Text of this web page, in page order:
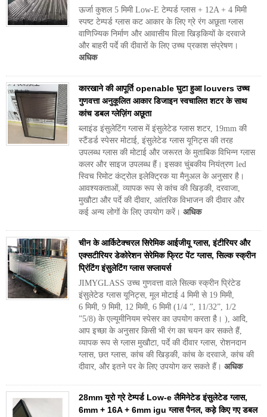
ऊर्जा कुशल 5 मिमी Low-E टेम्पर्ड ग्लास + 12A + 4 मिमी
स्पष्ट टेम्पर्ड ग्लास कट आकार के लिए ग्रे रंग अछूता ग्लास
वाणिज्यिक निर्माण और आवासीय विला खिड़कियों के दरवाजे
और बाहरी पर्दे की दीवारों के लिए उच्च प्रकाश संप्रेषण।
अधिक
कारखाने की आपूर्ति openable घुटा हुआ louvers उच्च
गुणवत्ता अनुकूलित आकार डिजाइन स्वचालित शटर के साथ
कांच डबल ग्लेज़िंग अछूता
ब्लाइंड इंसुलेटिंग ग्लास में इंसुलेटेड ग्लास शटर, 19mm की
स्टैंडर्ड स्पेसर मोटाई, इंसुलेटेड ग्लास यूनिट्स की तरह
उपलब्ध ग्लास की मोटाई और जरूरत के मुताबिक विभिन्न ग्लास
कलर और साइज उपलब्ध हैं। इसका चुंबकीय नियंत्रण led
स्विच रिमोट कंट्रोल इलेक्ट्रिक या मैनुअल के अनुसार है।
आवश्यकताओं, व्यापक रूप से कांच की खिड़की, दरवाजा,
मुखौटा और पर्दे की दीवार, आंतरिक विभाजन की दीवार और
कई अन्य लोगों के लिए उपयोग करें। अधिक
चीन के आर्किटेक्चरल सिरेमिक आईजीयू ग्लास, इंटीरियर और
एक्सटीरियर डेकोरेशन सेरेमिक फ्रिट पेंट ग्लास, सिल्क स्क्रीन
प्रिंटिंग इंसुलेटिंग ग्लास सप्लायर्स
JIMYGLASS उच्च गुणवत्ता वाले सिल्क स्क्रीन प्रिंटेड
इंसुलेटेड ग्लास यूनिट्स, मूल मोटाई 4 मिमी से 19 मिमी,
6 मिमी, 9 मिमी, 12 मिमी, 6 मिमी (1/4 ”, 11/32”, 1/2
”5/8) के एल्यूमीनियम स्पेसर का उपयोग करता है। ), आदि,
आप इच्छा के अनुसार किसी भी रंग का चयन कर सकते हैं,
व्यापक रूप से ग्लास मुखौटा, पर्दे की दीवार ग्लास, रोशनदान
ग्लास, छत ग्लास, कांच की खिड़की, कांच के दरवाजे, कांच की
दीवार, और इतने पर के लिए उपयोग कर सकते हैं। अधिक
28mm यूरो ग्रे टेम्पर्ड Low-e लैमिनेटेड इंसुलेटेड ग्लास,
6mm + 16A + 6mm igu ग्लास पैनल, कड़े किए गए डबल